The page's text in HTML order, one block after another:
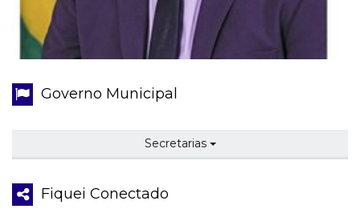
Governo Municipal
Secretarias
Fiquei Conectado